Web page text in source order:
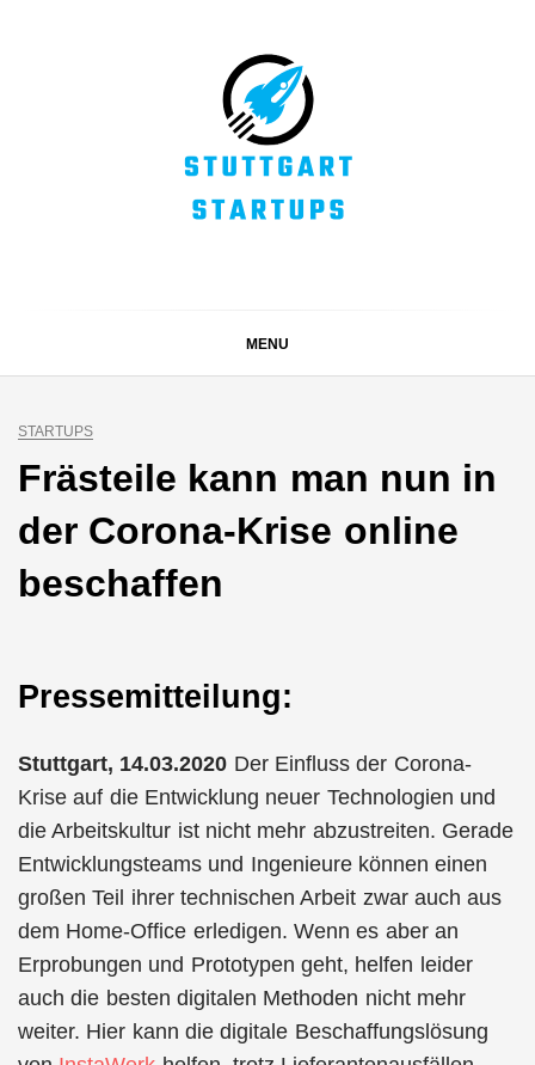
MENU
STARTUPS
Frästeile kann man nun in
der Corona-Krise online
beschaffen
Pressemitteilung:
Stuttgart, 14.03.2020 Der Einfluss der Corona-
Krise auf die Entwicklung neuer Technologien und
die Arbeitskultur ist nicht mehr abzustreiten. Gerade
Entwicklungsteams und Ingenieure können einen
großen Teil ihrer technischen Arbeit zwar auch aus
dem Home-Office erledigen. Wenn es aber an
Erprobungen und Prototypen geht, helfen leider
auch die besten digitalen Methoden nicht mehr
weiter. Hier kann die digitale Beschaffungslösung